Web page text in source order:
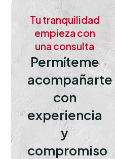
Tu tranquilidad
empieza con
una consulta
Permíteme
acompañarte
con
experiencia
y
compromiso​